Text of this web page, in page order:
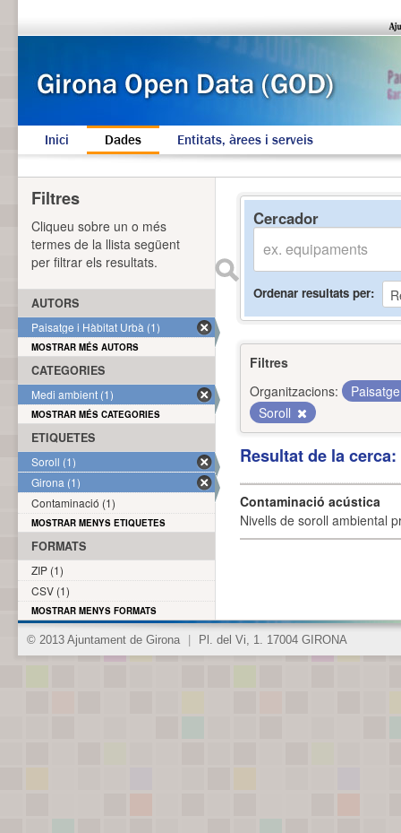
Inici Dades Entitats, àrees i serveis
Cercador
Ordenar resultats per
Filtres
Organitzacions:
Soroll
Resultat de la
Contaminació acústica
Nivells de soroll ambiental
Filtres
Cliqueu sobre un o més
termes de la llista següent
per filtrar els resultats.
AUTORS
Paisatge i Hàbitat Urbà (1)
MOSTRAR MÉS AUTORS
CATEGORIES
Medi ambient (1)
MOSTRAR MÉS CATEGORIES
ETIQUETES
Soroll (1)
Girona (1)
Contaminació (1)
MOSTRAR MENYS ETIQUETES
FORMATS
ZIP (1)
CSV (1)
MOSTRAR MENYS FORMATS
© 2013 Ajuntament de Girona Pl. del Vi, 1. 17004 GIRONA